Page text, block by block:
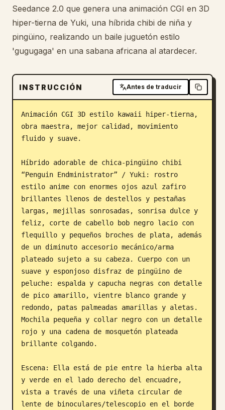
Seedance 2.0 que genera una animación CGI en 3D
hiper-tierna de Yuki, una híbrida chibi de niña y
pingüino, realizando un baile juguetón estilo
'gugugaga' en una sabana africana al atardecer.
INSTRUCCIÓN Antes de traducir
Animación CGI 3D estilo kawaii hiper-tierna,
obra maestra, mejor calidad, movimiento
fluido y suave.
Híbrido adorable de chica-pingüino chibi
“Penguin Endministrator” / Yuki: rostro
estilo anime con enormes ojos azul zafiro
brillantes llenos de destellos y pestañas
largas, mejillas sonrosadas, sonrisa dulce y
feliz, corte de cabello bob negro lacio con
flequillo y pequeños broches de plata, además
de un diminuto accesorio mecánico/arma
plateado sujeto a su cabeza. Cuerpo con un
suave y esponjoso disfraz de pingüino de
peluche: espalda y capucha negras con detalle
de pico amarillo, vientre blanco grande y
redondo, patas palmeadas amarillas y aletas.
Mochila pequeña y collar negro con un detalle
rojo y una cadena de mosquetón plateada
brillante colgando.
Escena: Ella está de pie entre la hierba alta
y verde en el lado derecho del encuadre,
vista a través de una viñeta circular de
lente de binoculares/telescopio en el borde